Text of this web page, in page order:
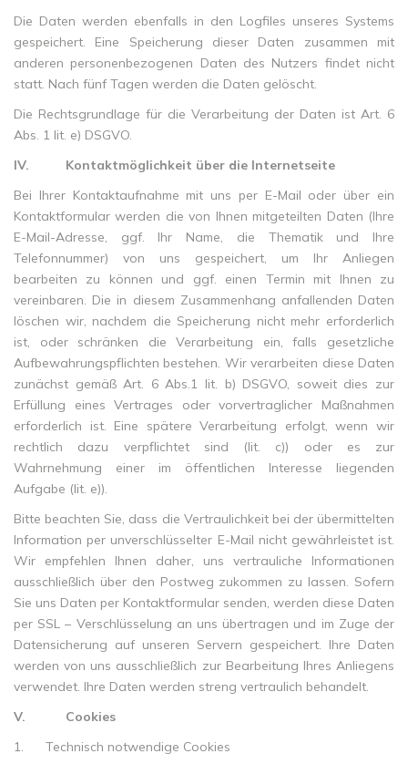
Die Daten werden ebenfalls in den Logfiles unseres Systems
gespeichert. Eine Speicherung dieser Daten zusammen mit
anderen personenbezogenen Daten des Nutzers findet nicht
statt. Nach fünf Tagen werden die Daten gelöscht.
Die Rechtsgrundlage für die Verarbeitung der Daten ist Art. 6
Abs. 1 lit. e) DSGVO.
IV. Kontaktmöglichkeit über die Internetseite
Bei Ihrer Kontaktaufnahme mit uns per E-Mail oder über ein
Kontaktformular werden die von Ihnen mitgeteilten Daten (Ihre
E-Mail-Adresse, ggf. Ihr Name, die Thematik und Ihre
Telefonnummer) von uns gespeichert, um Ihr Anliegen
bearbeiten zu können und ggf. einen Termin mit Ihnen zu
vereinbaren. Die in diesem Zusammenhang anfallenden Daten
löschen wir, nachdem die Speicherung nicht mehr erforderlich
ist, oder schränken die Verarbeitung ein, falls gesetzliche
Aufbewahrungspflichten bestehen. Wir verarbeiten diese Daten
zunächst gemäß Art. 6 Abs.1 lit. b) DSGVO, soweit dies zur
Erfüllung eines Vertrages oder vorvertraglicher Maßnahmen
erforderlich ist. Eine spätere Verarbeitung erfolgt, wenn wir
rechtlich dazu verpflichtet sind (lit. c)) oder es zur
Wahrnehmung einer im öffentlichen Interesse liegenden
Aufgabe (lit. e)).
Bitte beachten Sie, dass die Vertraulichkeit bei der übermittelten
Information per unverschlüsselter E-Mail nicht gewährleistet ist.
Wir empfehlen Ihnen daher, uns vertrauliche Informationen
ausschließlich über den Postweg zukommen zu lassen. Sofern
Sie uns Daten per Kontaktformular senden, werden diese Daten
per SSL – Verschlüsselung an uns übertragen und im Zuge der
Datensicherung auf unseren Servern gespeichert. Ihre Daten
werden von uns ausschließlich zur Bearbeitung Ihres Anliegens
verwendet. Ihre Daten werden streng vertraulich behandelt.
V. Cookies
1. Technisch notwendige Cookies